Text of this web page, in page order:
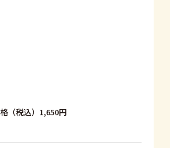
（税込）1,650円